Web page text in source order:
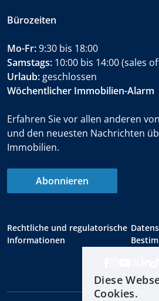
Bürozeiten
Mo-Fr:9:30 bis 18:00
Samstags: 10:00 bis 14:00 (sales
Urlaub: geschlossen
Wöchentlicher Immobilien-Alarm
Erfahren Sie vor allen anderen
und den neuesten Nachrichten
Immobilien.
Abonnieren
Rechtliche und regulatorische
Informationen
Diese
Cookies.